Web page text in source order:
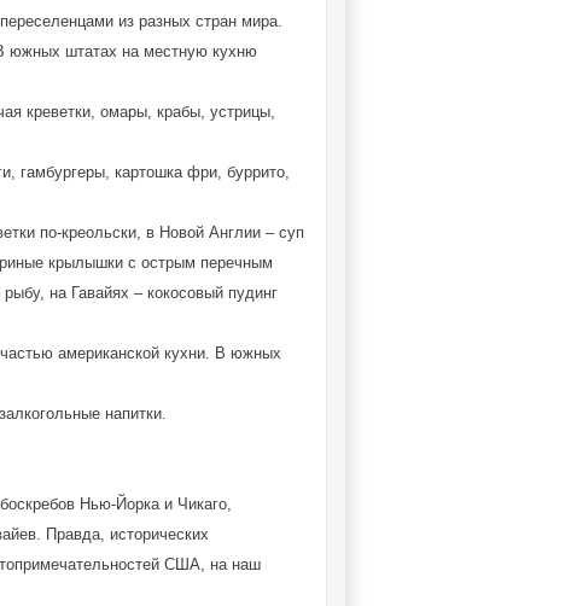
из разных стран мира.
южных штатах на местную кухню
креветки, омары, крабы, устрицы,
гамбургеры, картошка фри, буррито,
по-креольски, в Новой Англии – суп
крылышки с острым перечным
на Гавайях – кокосовый пудинг
американской кухни. В южных
напитки.
Нью-Йорка и Чикаго,
Правда, исторических
США, на наш